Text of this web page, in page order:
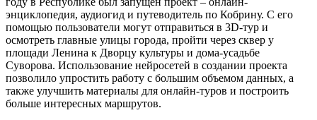
энциклопедия, аудиогид и путеводитель по Кобрину. С его
помощью пользователи могут отправиться в 3D-тур и
осмотреть главные улицы города, пройти через сквер у
площади Ленина к Дворцу культуры и дома-усадьбе
Суворова. Использование нейросетей в создании проекта
позволило упростить работу с большим объемом данных, а
также улучшить материалы для онлайн-туров и построить
больше интересных маршрутов.